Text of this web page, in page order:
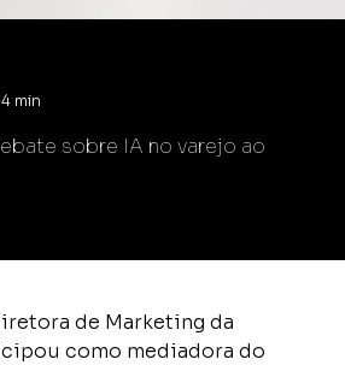
4 min
sobre IA no varejo ao
de Marketing da
como mediadora do